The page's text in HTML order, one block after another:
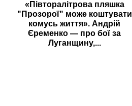
«Півторалітрова пляшка
"Прозорої" може коштувати
комусь життя». Андрій
Єременко — про бої за
Луганщину,...